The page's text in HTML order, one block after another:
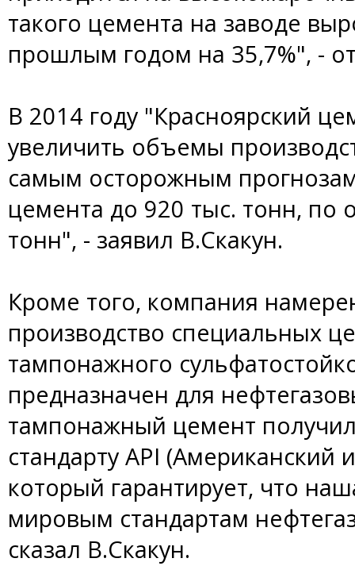
такого цемента на заводе
прошлым годом на 35,7%", -
В 2014 году "Красноярский
увеличить объемы
самым осторожным
цемента до 920 тыс. тонн, по
тонн", - заявил В.Скакун.
Кроме того, компания
производство специальных
тампонажного
предназначен для
тампонажный цемент
стандарту API (Американский
который гарантирует, что
мировым стандартам
сказал В.Скакун.